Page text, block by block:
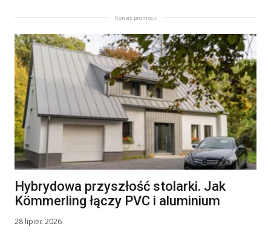
Koniec promocji
Hybrydowa przyszłość stolarki. Jak
Kömmerling łączy PVC i aluminium
28 lipiec 2026